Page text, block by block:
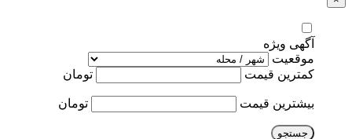
آگهی ویژه
موقعیت
کمترین قیمت
تومان
بیشترین قیمت تومان
جستجو